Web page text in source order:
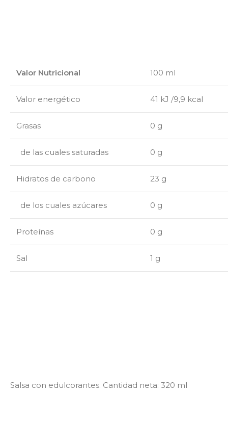
Valor Nutricional 100 ml
Valor energético 41 kJ /9,9 kcal
Grasas 0 g
de las cuales saturadas 0 g
Hidratos de carbono 23 g
de los cuales azúcares 0 g
Proteínas 0 g
Sal 1 g
Salsa con edulcorantes. Cantidad neta: 320 ml